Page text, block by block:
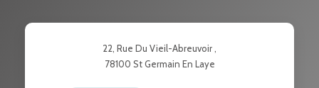
VOITURE
22, Rue Du Vieil-Abreuvoir ,
78100 St Germain En Laye